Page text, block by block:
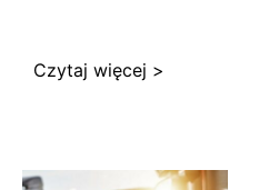
Czytaj więcej >